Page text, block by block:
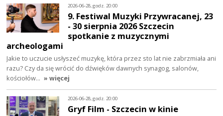
2026-06-28, godz. 20:00
9. Festiwal Muzyki Przywracanej, 23
- 30 sierpnia 2026 Szczecin
spotkanie z muzycznymi
archeologami
Jakie to uczucie usłyszeć muzykę, która przez sto lat nie zabrzmiała ani
razu? Czy da się wrócić do dźwięków dawnych synagog, salonów,
kościołów… » więcej
2026-06-28, godz. 20:00
Gryf Film - Szczecin w kinie